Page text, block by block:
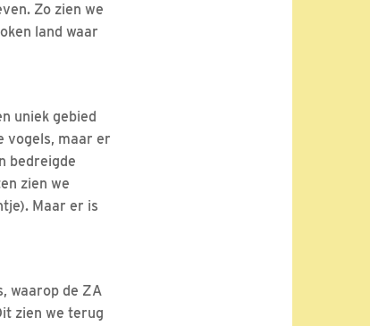
Zo zien we
land waar
uniek gebied
vogels, maar er
bedreigde
zien we
Maar er is
waarop de ZA
zien we terug